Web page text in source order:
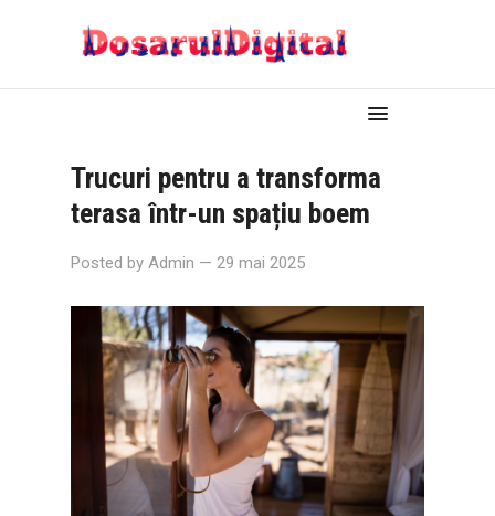
Trucuri pentru a transforma
terasa într-un spațiu boem
Posted by Admin — 29 mai 2025